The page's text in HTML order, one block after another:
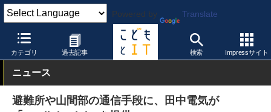
Powered by Translate
カテゴリ 過去記事 検索 Impressサイト
こどもとIT 製品・サービス
ニュース
避難所や山間部の通信手段に、田中電気が